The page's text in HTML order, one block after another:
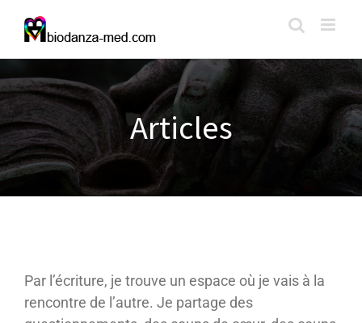
Articles
Par l’écriture, je trouve un espace où je vais à la
rencontre de l’autre. Je partage des